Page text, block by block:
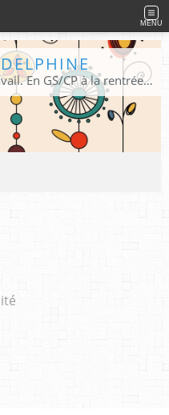
MENU
Blog destiné à partager mon travail. En GS/CP à la rentrée 2026/2027 !